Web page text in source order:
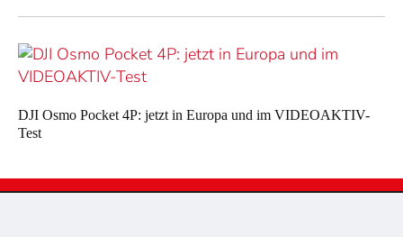
DJI Osmo Pocket 4P: jetzt in Europa und im VIDEOAKTIV-
Test